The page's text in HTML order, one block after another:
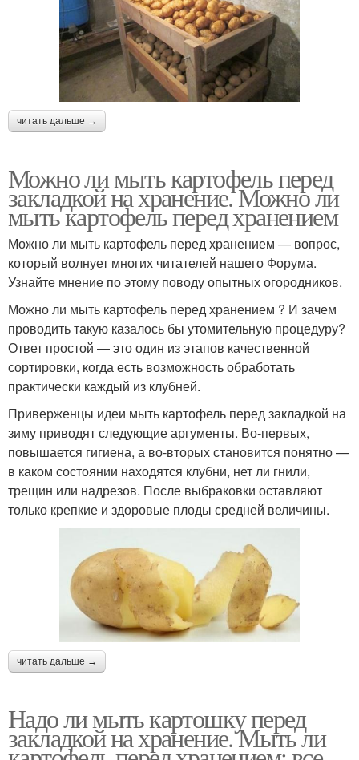
читать дальше →
Можно ли мыть картофель перед
закладкой на хранение. Можно ли
мыть картофель перед хранением
Можно ли мыть картофель перед хранением — вопрос,
который волнует многих читателей нашего Форума.
Узнайте мнение по этому поводу опытных огородников.
Можно ли мыть картофель перед хранением ? И зачем
проводить такую казалось бы утомительную процедуру?
Ответ простой — это один из этапов качественной
сортировки, когда есть возможность обработать
практически каждый из клубней.
Приверженцы идеи мыть картофель перед закладкой на
зиму приводят следующие аргументы. Во-первых,
повышается гигиена, а во-вторых становится понятно —
в каком состоянии находятся клубни, нет ли гнили,
трещин или надрезов. После выбраковки оставляют
только крепкие и здоровые плоды средней величины.
читать дальше →
Надо ли мыть картошку перед
закладкой на хранение. Мыть ли